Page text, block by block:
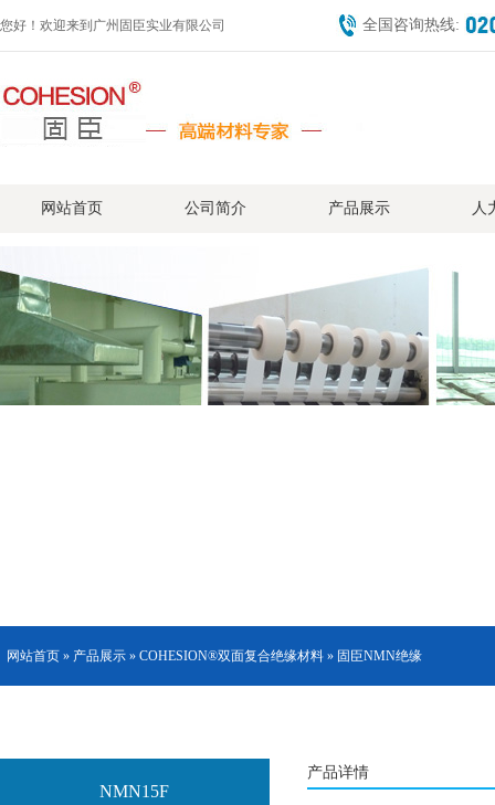
您好！欢迎来到广州固臣实业有限公司 全国咨询热线:
网站首页 公司简介 产品展示 人
网站首页 » 产品展示 » COHESION®双面复合绝缘材料 » 固臣NMN绝缘
NMN15F
产品详情